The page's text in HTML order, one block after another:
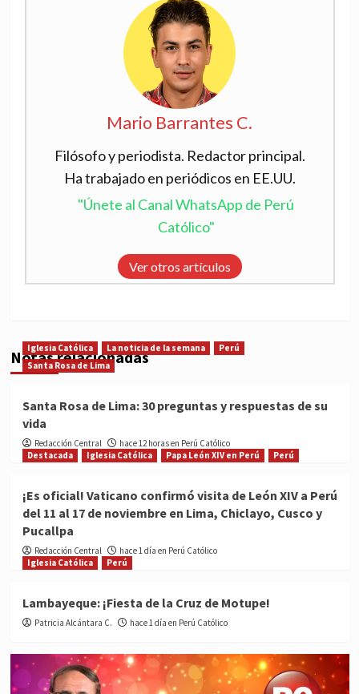
Mario Barrantes C.
Filósofo y periodista. Redactor principal.
Ha trabajado en periódicos en EE.UU.
"Únete al Canal WhatsApp de Perú
Católico"
Ver otros artículos
Notas relacionadas
Iglesia Católica La noticia de la semana
Perú
Santa Rosa de Lima
Santa Rosa de Lima: 30 preguntas y respuestas de su
vida
Redacción Central
hace 12 horas en Perú Católico
Destacada
Iglesia Católica Papa León XIV en Perú Perú
¡Es oficial! Vaticano confirmó visita de León XIV a Perú
del 11 al 17 de noviembre en Lima, Chiclayo, Cusco y
Pucallpa
Redacción Central
hace 1 día en Perú Católico
Iglesia Católica
Perú
Lambayeque: ¡Fiesta de la Cruz de Motupe!
Patricia Alcántara C. hace 1 día en Perú Católico